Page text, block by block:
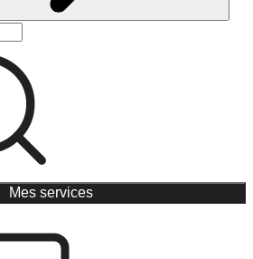
Mes services